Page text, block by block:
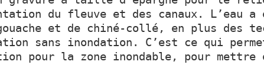
du fleuve et des canaux. L’eau a
et de chiné-collé, en plus des
sans inondation. C’est ce qui
pour la zone inondable, pour mettre